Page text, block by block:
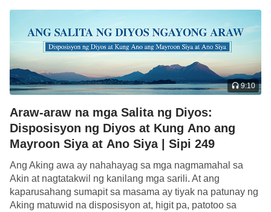
9:10
Araw-araw na mga Salita ng Diyos:
Disposisyon ng Diyos at Kung Ano ang
Mayroon Siya at Ano Siya | Sipi 249
Ang Aking awa ay nahahayag sa mga nagmamahal sa
Akin at nagtatakwil ng kanilang mga sarili. At ang
kaparusahang sumapit sa masama ay tiyak na patunay ng
Aking matuwid na disposisyon at, higit pa, patotoo sa